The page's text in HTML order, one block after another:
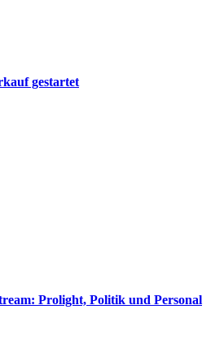
gestartet
Prolight, Politik und Personal